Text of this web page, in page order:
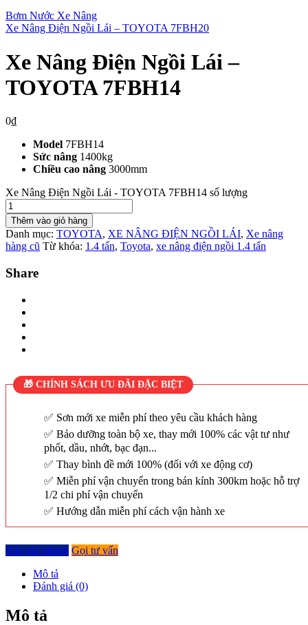
Bơm Nước Xe Nâng
Xe Nâng Điện Ngồi Lái – TOYOTA 7FBH20
Xe Nâng Điện Ngồi Lái –
TOYOTA 7FBH14
0₫
Model 7FBH14
Sức nâng 1400kg
Chiều cao nâng 3000mm
Xe Nâng Điện Ngồi Lái - TOYOTA 7FBH14 số lượng
Thêm vào giỏ hàng
Danh mục: TOYOTA, XE NÂNG ĐIỆN NGỒI LÁI, Xe nâng
hàng cũ Từ khóa: 1.4 tấn, Toyota, xe nâng điện ngồi 1.4 tấn
Share
🎁 CHÍNH SÁCH ƯU ĐÃI ĐẶC BIỆT
Sơn mới xe miễn phí theo yêu cầu khách hàng
Bảo dưỡng toàn bộ xe, thay mới 100% các vật tư như
phốt, dầu, nhớt, bạc đạn...
Thay bình đề mới 100% (đối với xe động cơ)
Miễn phí vận chuyển trong bán kính 300km hoặc hỗ trợ
1/2 chi phí vận chuyển
Hướng dẫn miễn phí cách vận hành xe
Báo giá nhanh Gọi tư vấn
Mô tả
Đánh giá (0)
Mô tả